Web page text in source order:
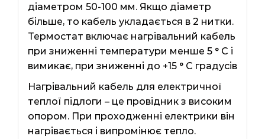
діаметром 50-100 мм. Якщо діаметр
більше, то кабель укладається в 2 нитки.
Термостат включає нагрівальний кабель
при зниженні температури менше 5 ° C і
вимикає, при зниженні до +15 ° C градусів
Нагрівальний кабель для електричної
теплої підлоги – це провідник з високим
опором. При проходженні електрики він
нагрівається і випромінює тепло.